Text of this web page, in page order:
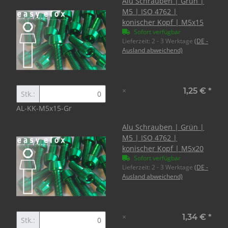
M5 | ISO 4762 |
konischer Kopf | M5x15
Sofort verfügbar
Lieferzeit: 2 - 3 Werktage (DE -
Ausland abweichend)
Stk.:
AL-KK-M5x15-Gr
× 1,25 € *
Alu Schrauben | Grün |
M5 | ISO 4762 |
konischer Kopf | M5x20
Sofort verfügbar
Lieferzeit: 2 - 3 Werktage (DE -
Ausland abweichend)
Stk.: × 1,34 € *